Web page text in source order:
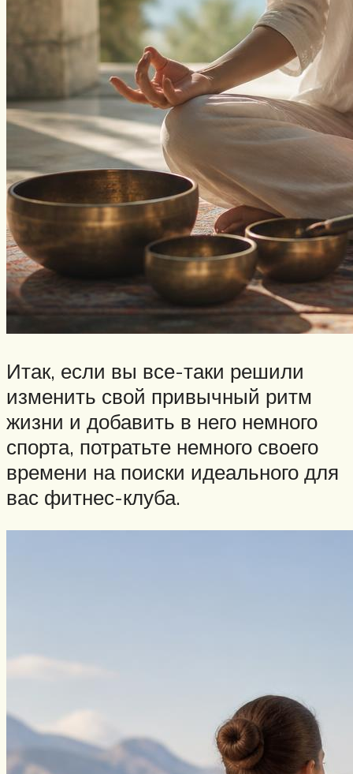
Итак, если вы все-таки решили
изменить свой привычный ритм
жизни и добавить в него немного
спорта, потратьте немного своего
времени на поиски идеального для
вас фитнес-клуба.